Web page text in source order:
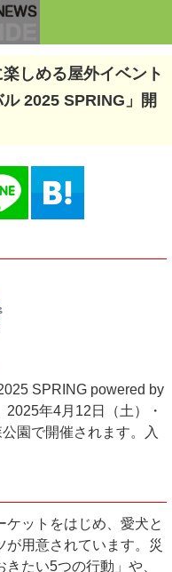
しめる屋外イベント
2025 SPRING」開
SPRING powered by
2025年4月12日（土）・
園で開催されます。入
ットをはじめ、愛犬と
用意されています。災
たい5つの行動」や、